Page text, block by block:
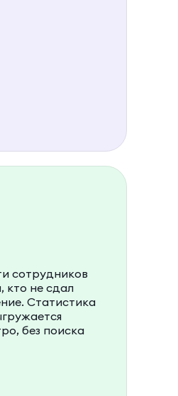
сотрудников
кто не сдал
Статистика
без поиска